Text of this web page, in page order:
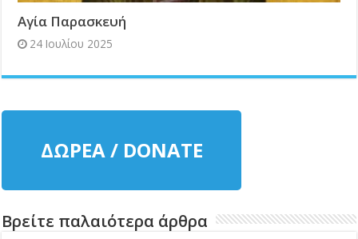
Αγία Παρασκευή
24 Ιουλίου 2025
ΔΩΡΕΑ / DONATE
Βρείτε παλαιότερα άρθρα